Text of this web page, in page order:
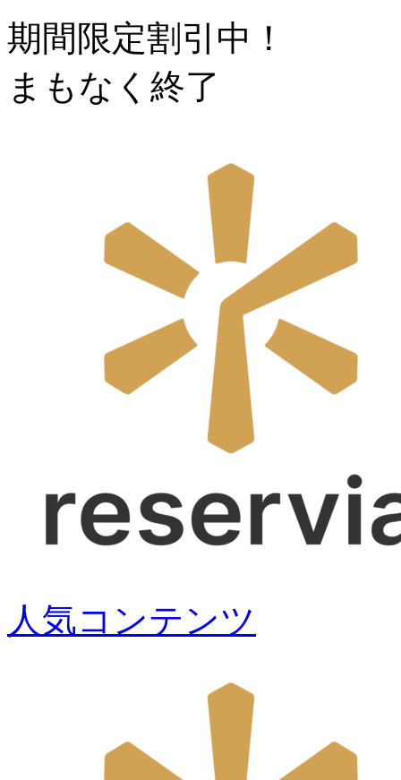
期間限定割引中！
まもなく終了
人気コンテンツ